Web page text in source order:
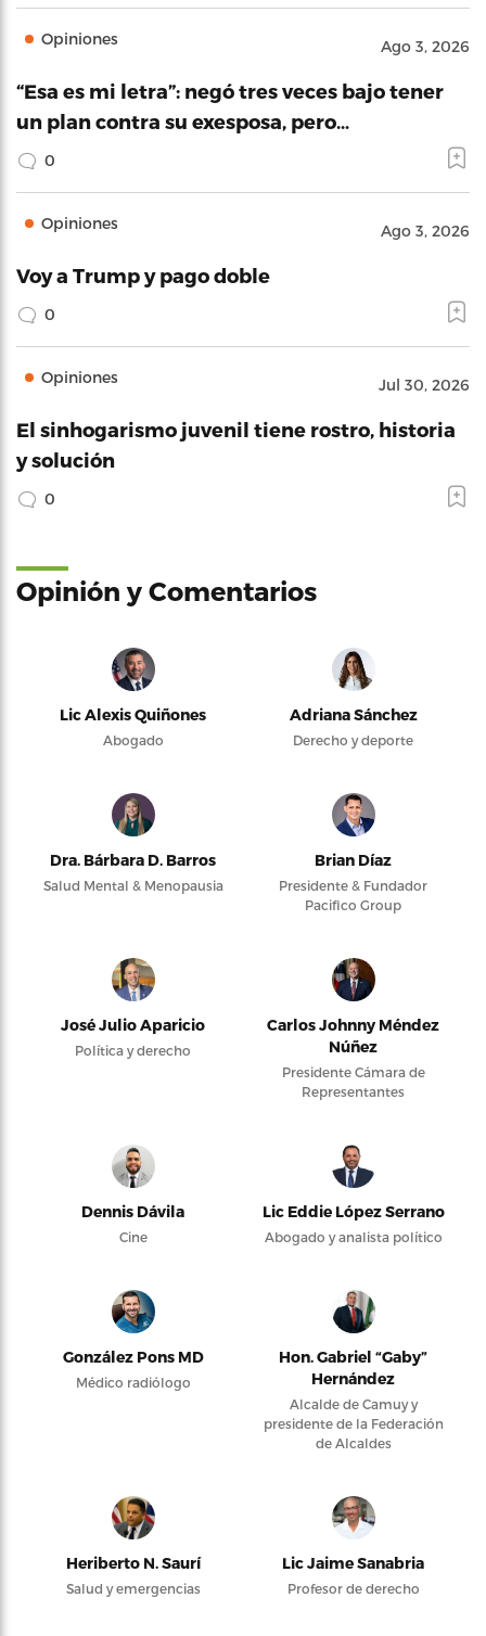
Opiniones Ago 3, 2026
“Esa es mi letra”: negó tres veces bajo tener
un plan contra su exesposa, pero…
0
Opiniones Ago 3, 2026
Voy a Trump y pago doble
0
Opiniones Jul 30, 2026
El sinhogarismo juvenil tiene rostro, historia
y solución
0
Opinión y Comentarios
Lic Alexis Quiñones
Abogado
Adriana Sánchez
Derecho y deporte
Dra. Bárbara D. Barros
Salud Mental & Menopausia
Brian Díaz
Presidente & Fundador
Pacifico Group
José Julio Aparicio
Política y derecho
Carlos Johnny Méndez
Núñez
Presidente Cámara de
Representantes
Dennis Dávila
Cine
Lic Eddie López Serrano
Abogado y analista político
González Pons MD
Médico radiólogo
Hon. Gabriel “Gaby”
Hernández
Alcalde de Camuy y
presidente de la Federación
de Alcaldes
Heriberto N. Saurí
Salud y emergencias
Lic Jaime Sanabria
Profesor de derecho